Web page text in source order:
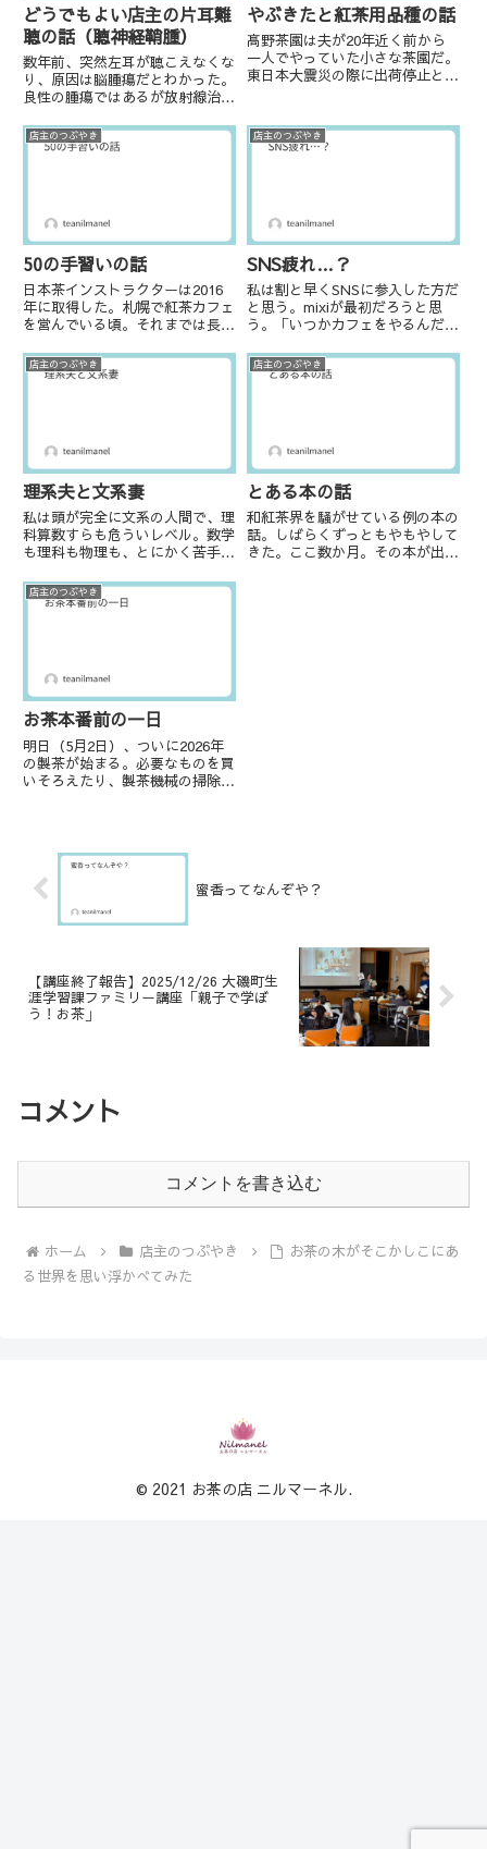
どうでもよい店主の片耳難
聴の話（聴神経鞘腫）
数年前、突然左耳が聴こえなくな
り、原因は脳腫瘍だとわかった。
良性の腫瘍ではあるが放射線治療
脳幹や小脳を圧迫している。結局
外科手術を受けることになった。
やぶきたと紅茶用品種の話
髙野茶園は夫が20年近く前から
一人でやっていた小さな茶園だ。
東日本大震災の際に出荷停止とな
な状況を少し乗り越えた10年ほ
ど前から、蒸し製煎茶などより機
店主のつぶやき
50の手習いの話
日本茶インストラクターは2016
年に取得した。札幌で紅茶カフェ
を営んでいる頃。それまでは長ら
方面への視野が広がったのは日本
茶インストラクターを取得してか
店主のつぶやき
SNS疲れ…？
私は割と早くSNSに参入した方だ
と思う。mixiが最初だろうと思
う。「いつかカフェをやるんだ」
ださる方が現れたり、そこから出
会って今も近しい職種の人との付
店主のつぶやき
理系夫と文系妻
私は頭が完全に文系の人間で、理
科算数すらも危ういレベル。数学
も理科も物理も、とにかく苦手。
最近は本当に活字を読まなくなっ
ているので理解力諸々落ちている
店主のつぶやき
とある本の話
和紅茶界を騒がせている例の本の
話。しばらくずっともやもやして
きた。ここ数か月。その本が出版
店主のつぶやき
お茶本番前の一日
明日（5月2日）、ついに2026年
の製茶が始まる。必要なものを買
いそろえたり、製茶機械の掃除、
ご理解いただけると思うが、茶畑
の中にもぐいぐい出てきてしま...
蜜香ってなんぞや？
【講座終了報告】2025/12/26 大磯町生
涯学習課ファミリー講座「親子で学ぼ
う！お茶」
コメント
コメントを書き込む
ホーム 店主のつぶやき
お茶の木がそこかしこにあ
る世界を思い浮かべてみた
© 2021 お茶の店 ニルマーネル.